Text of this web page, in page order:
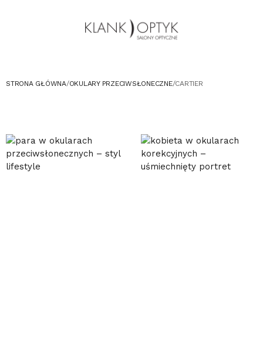
OKULARY DLA DZIECI
KONTAKT
UMÓW WIZYTĘ W SALONIE
STRONA GŁÓWNA/OKULARY PRZECIWSŁONECZNE/CARTIER